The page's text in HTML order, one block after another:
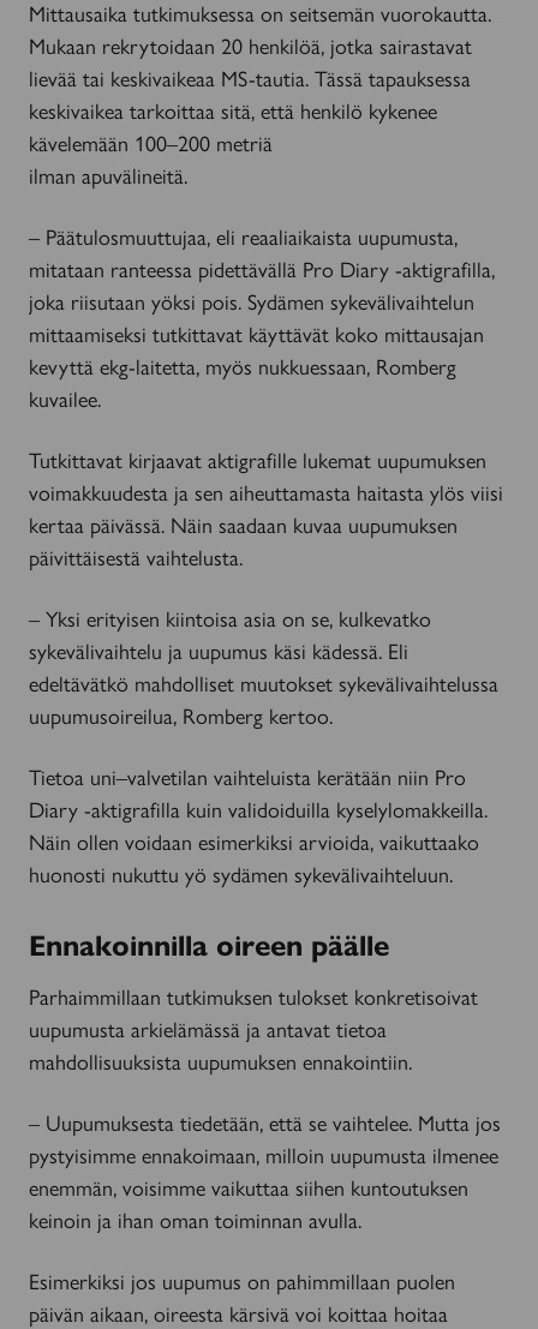
Mittausaika tutkimuksessa on seitsemän vuorokautta.
Mukaan rekrytoidaan 20 henkilöä, jotka sairastavat
lievää tai keskivaikeaa MS-tautia. Tässä tapauksessa
keskivaikea tarkoittaa sitä, että henkilö kykenee
kävelemään 100–200 metriä
ilman apuvälineitä.
– Päätulosmuuttujaa, eli reaaliaikaista uupumusta,
mitataan ranteessa pidettävällä Pro Diary -aktigrafilla,
joka riisutaan yöksi pois. Sydämen sykevälivaihtelun
mittaamiseksi tutkittavat käyttävät koko mittausajan
kevyttä ekg-laitetta, myös nukkuessaan, Romberg
kuvailee.
Tutkittavat kirjaavat aktigrafille lukemat uupumuksen
voimakkuudesta ja sen aiheuttamasta haitasta ylös viisi
kertaa päivässä. Näin saadaan kuvaa uupumuksen
päivittäisestä vaihtelusta.
– Yksi erityisen kiintoisa asia on se, kulkevatko
sykevälivaihtelu ja uupumus käsi kädessä. Eli
edeltävätkö mahdolliset muutokset sykevälivaihtelussa
uupumusoireilua, Romberg kertoo.
Tietoa uni–valvetilan vaihteluista kerätään niin Pro
Diary -aktigrafilla kuin validoiduilla kyselylomakkeilla.
Näin ollen voidaan esimerkiksi arvioida, vaikuttaako
huonosti nukuttu yö sydämen sykevälivaihteluun.
Ennakoinnilla oireen päälle
Parhaimmillaan tutkimuksen tulokset konkretisoivat
uupumusta arkielämässä ja antavat tietoa
mahdollisuuksista uupumuksen ennakointiin.
– Uupumuksesta tiedetään, että se vaihtelee. Mutta jos
pystyisimme ennakoimaan, milloin uupumusta ilmenee
enemmän, voisimme vaikuttaa siihen kuntoutuksen
keinoin ja ihan oman toiminnan avulla.
Esimerkiksi jos uupumus on pahimmillaan puolen
päivän aikaan, oireesta kärsivä voi koittaa hoitaa